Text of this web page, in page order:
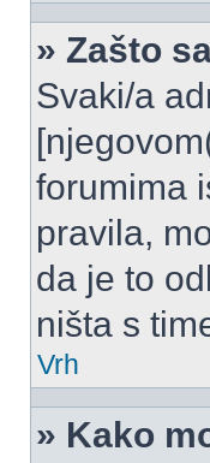
» Zašto
Svaki/a
forumima
pravila,
da je to
ništa s
Vrh
» Kako